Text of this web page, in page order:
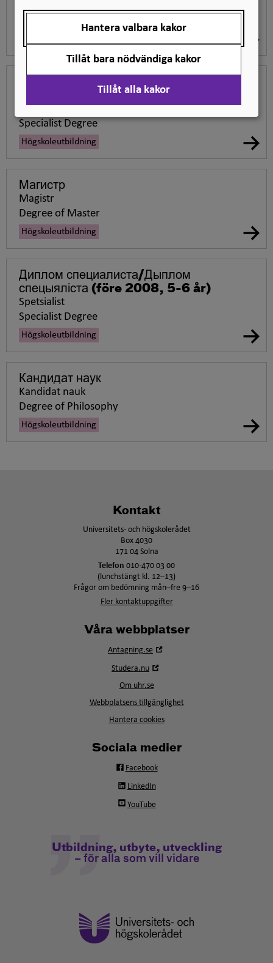
Диплом специалиста/Дыплом
(4 år)
Spetsialist
Specialist Degree
Högskoleutbildning
Магистр
Magistr
Degree of Master
Högskoleutbildning
Диплом специалиста/Дыплом
спецыяліста (före 2008, 5-6 år)
Spetsialist
Specialist Degree
Högskoleutbildning
Кандидат наук
Kandidat nauk
Degree of Philosophy
Högskoleutbildning
Kontakt
Universitets- och högskolerådet
Box 4030
171 04 Solna
Telefon 010-470 03 00
(lunchstängt kl. 12–13)
Frågor om bedömning mån–fre 9–16
Fler kontaktuppgifter
Våra webbplatser
Antagning.se
Studera.nu
fönster
Om uhr.se
Webbplatsens tillgänglighet
Hantera cookies
Sociala medier
Facebook
LinkedIn
YouTube
Utbildning, utbyte, utveckling
– för alla som vill vidare
Hantera valbara kakor
Tillåt bara nödvändiga kakor
Tillåt alla kakor